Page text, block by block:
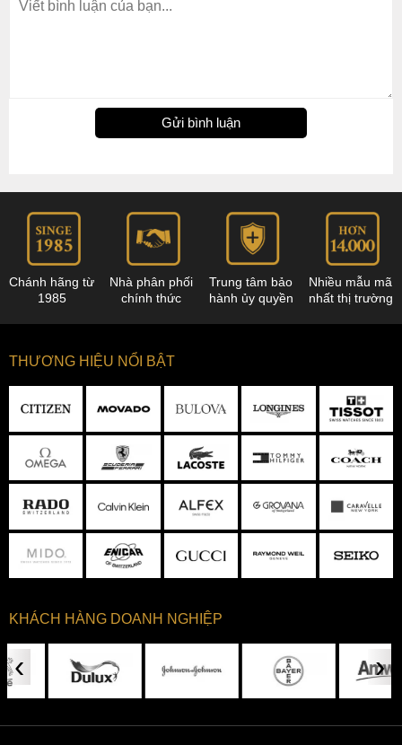
Gửi bình luận
Chánh hãng từ
1985
Nhà phân phối
chính thức
Trung tâm bảo
hành ủy quyền
Nhiều mẫu mã
nhất thị trường
THƯƠNG HIỆU NỔI BẬT
KHÁCH HÀNG DOANH NGHIỆP
‹ ›